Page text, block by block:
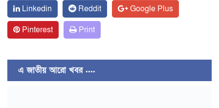
Linkedin
Reddit
Google Plus
Pinterest
Print
এ জাতীয় আরো খবর ....